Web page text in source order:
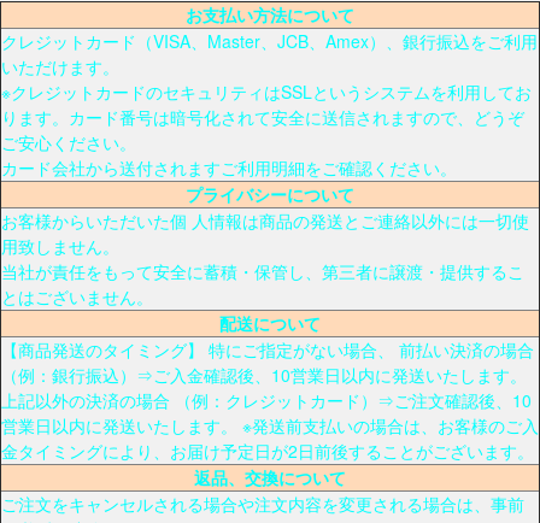
お支払い方法について
クレジットカード（VISA、Master、JCB、Amex）、銀行振込をご利用
いただけます。
※クレジットカードのセキュリティはSSLというシステムを利用してお
ります。カード番号は暗号化されて安全に送信されますので、どうぞ
ご安心ください。
カード会社から送付されますご利用明細をご確認ください。
プライバシーについて
お客様からいただいた個 人情報は商品の発送とご連絡以外には一切使
用致しません。
当社が責任をもって安全に蓄積・保管し、第三者に譲渡・提供するこ
とはございません。
配送について
【商品発送のタイミング】 特にご指定がない場合、 前払い決済の場合
（例：銀行振込）⇒ご入金確認後、10営業日以内に発送いたします。
上記以外の決済の場合 （例：クレジットカード）⇒ご注文確認後、10
営業日以内に発送いたします。 ※発送前支払いの場合は、お客様のご入
金タイミングにより、お届け予定日が2日前後することがございます。
返品、交換について
ご注文をキャンセルされる場合や注文内容を変更される場合は、事前